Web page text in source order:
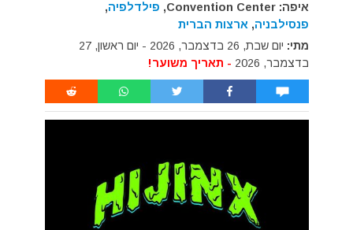
איפה: Convention Center, פילדלפיה,
פנסילבניה, ארצות הברית
מתי:
יום שבת, 26 בדצמבר, 2026 - יום ראשון, 27
בדצמבר, 2026
- תאריך משוער!